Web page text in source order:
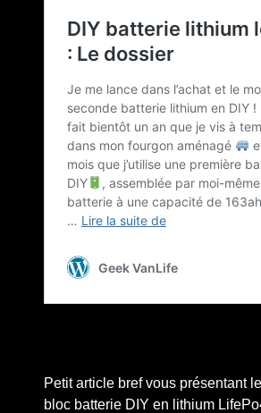
Petit article bref vous présentant
bloc batterie DIY en lithium